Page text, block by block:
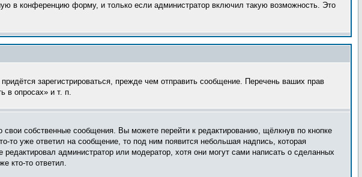
в конференцию форму, и только если администратор включил такую возможность. Это
зарегистрироваться, прежде чем отправить сообщение. Перечень ваших прав
в опросах» и т. п.
собственные сообщения. Вы можете перейти к редактированию, щёлкнув по кнопке
то уже ответил на сообщение, то под ним появится небольшая надпись, которая
администратор или модератор, хотя они могут сами написать о сделанных
кто-то ответил.